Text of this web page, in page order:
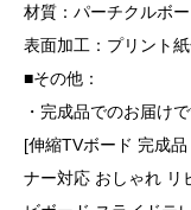
材質：パーチクルボ
表面加工：プリント
■その他：
・完成品でのお届けで
[伸縮TVボード 完成
ナー対応 おしゃれ リ